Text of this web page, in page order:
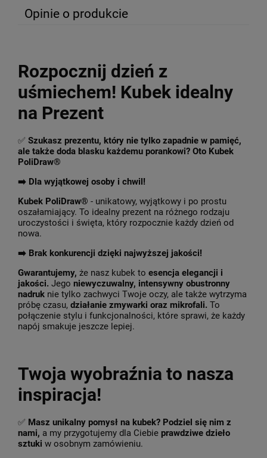
Opinie o produkcie
Rozpocznij dzień z
uśmiechem! Kubek idealny
na Prezent
✅ Szukasz prezentu, który nie tylko zapadnie w pamięć,
ale także doda blasku każdemu porankowi? Oto Kubek
PoliDraw®
➡️ Dla wyjątkowej osoby i chwil!
Kubek PoliDraw® - unikatowy, wyjątkowy i po prostu
oszałamiający. To idealny prezent na różnego rodzaju
uroczystości i święta, który rozpocznie każdy dzień od
nowa.
➡️ Brak konkurencji dzięki najwyższej jakości!
Gwarantujemy, że nasz kubek to esencja elegancji i
jakości. Jego niewyczuwalny, intensywny obustronny
nadruk nie tylko zachwyci Twoje oczy, ale także wytrzyma
próbę czasu, działanie zmywarki oraz mikrofali. To
połączenie stylu i funkcjonalności, które sprawi, że każdy
napój smakuje jeszcze lepiej.
Twoja wyobraźnia to nasza
inspiracja!
✅ Masz unikalny pomysł na kubek? Podziel się nim z
nami, a my przygotujemy dla Ciebie prawdziwe dzieło
sztuki w osobnym zamówieniu.